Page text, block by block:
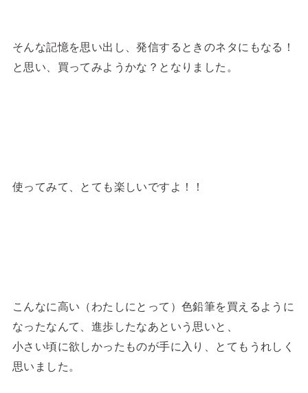
そんな記憶を思い出し、発信するときのネタにもなる！
と思い、買ってみようかな？となりました。
使ってみて、とても楽しいですよ！！
こんなに高い（わたしにとって）色鉛筆を買えるように
なったなんて、進歩したなあという思いと、
小さい頃に欲しかったものが手に入り、とてもうれしく
思いました。